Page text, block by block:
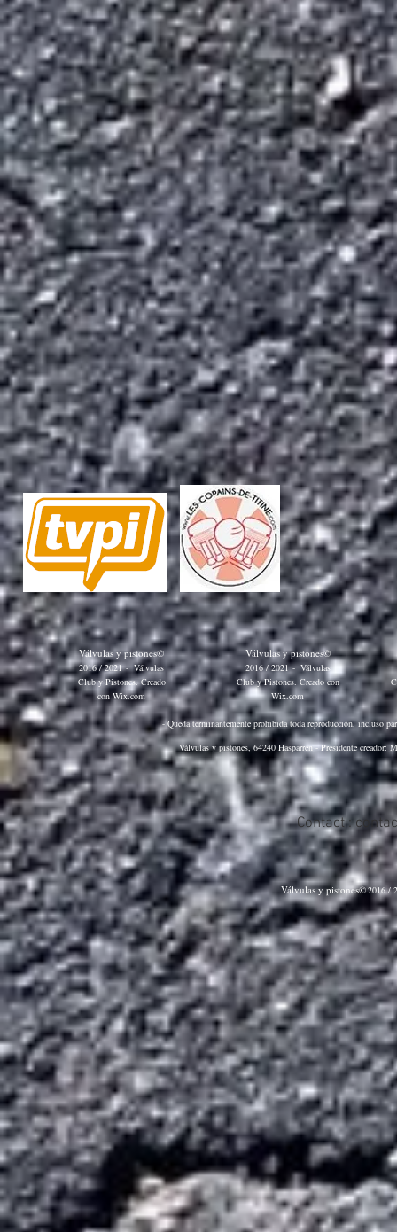
Válvulas y pistones©
2016 / 2021 - Válvulas
Club y Pistones. Creado
conWix.com
Válvulas y pistones©
2016 / 2021 - Válvulas
Club y Pistones. Creado con
Wix.com
- Queda terminantemente prohibida toda reproducción, incluso
Válvulas y pistones, 64240 Hasparren - Presidente creador:
Contact :
Válvulas y pistones©2016 /